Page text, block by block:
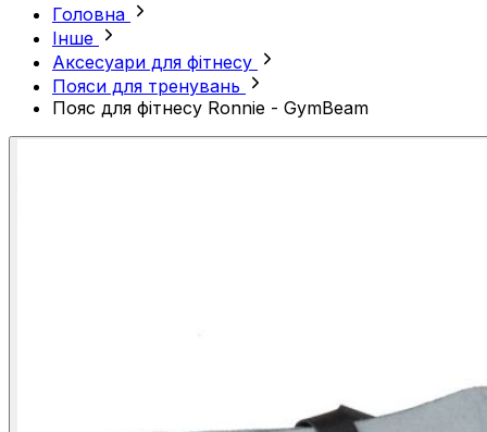
Головна
Інше
Аксесуари для фітнесу
Пояси для тренувань
Пояс для фітнесу Ronnie - GymBeam